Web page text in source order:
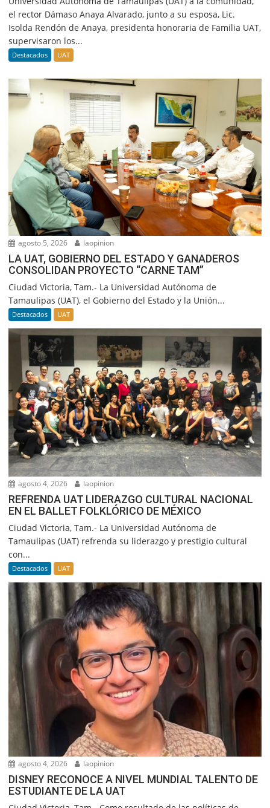
el rector Dámaso Anaya Alvarado, junto a su esposa, Lic.
Isolda Rendón de Anaya, presidenta honoraria de Familia UAT,
supervisaron los...
Destacados UAT
agosto 5, 2026 laopinion
LA UAT, GOBIERNO DEL ESTADO Y GANADEROS
CONSOLIDAN PROYECTO “CARNE TAM”
Ciudad Victoria, Tam.- La Universidad Autónoma de
Tamaulipas (UAT), el Gobierno del Estado y la Unión...
Destacados UAT
agosto 4, 2026 laopinion
REFRENDA UAT LIDERAZGO CULTURAL NACIONAL
EN EL BALLET FOLKLÓRICO DE MÉXICO
Ciudad Victoria, Tam.- La Universidad Autónoma de
Tamaulipas (UAT) refrenda su liderazgo y prestigio cultural
con...
Destacados UAT
agosto 4, 2026 laopinion
DISNEY RECONOCE A NIVEL MUNDIAL TALENTO DE
ESTUDIANTE DE LA UAT